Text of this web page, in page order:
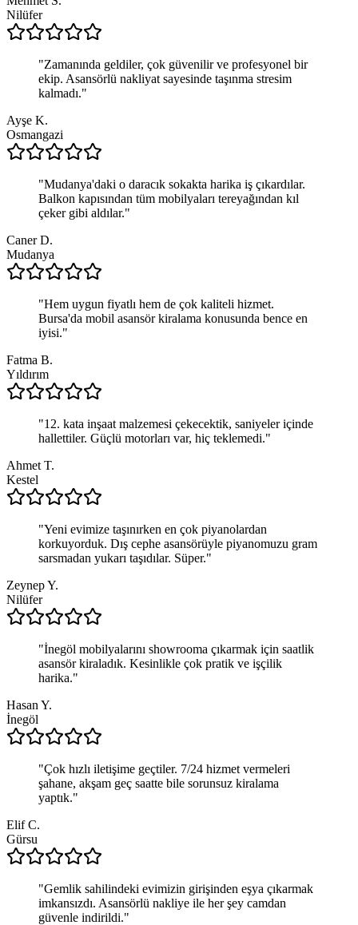
Nilüfer
"Zamanında geldiler, çok güvenilir ve profesyonel bir
ekip. Asansörlü nakliyat sayesinde taşınma stresim
kalmadı."
Ayşe K.
Osmangazi
"Mudanya'daki o daracık sokakta harika iş çıkardılar.
Balkon kapısından tüm mobilyaları tereyağından kıl
çeker gibi aldılar."
Caner D.
Mudanya
"Hem uygun fiyatlı hem de çok kaliteli hizmet.
Bursa'da mobil asansör kiralama konusunda bence en
iyisi."
Fatma B.
Yıldırım
"12. kata inşaat malzemesi çekecektik, saniyeler içinde
hallettiler. Güçlü motorları var, hiç teklemedi."
Ahmet T.
Kestel
"Yeni evimize taşınırken en çok piyanolardan
korkuyorduk. Dış cephe asansörüyle piyanomuzu gram
sarsmadan yukarı taşıdılar. Süper."
Zeynep Y.
Nilüfer
"İnegöl mobilyalarını showrooma çıkarmak için saatlik
asansör kiraladık. Kesinlikle çok pratik ve işçilik
harika."
Hasan Y.
İnegöl
"Çok hızlı iletişime geçtiler. 7/24 hizmet vermeleri
şahane, akşam geç saatte bile sorunsuz kiralama
yaptık."
Elif C.
Gürsu
"Gemlik sahilindeki evimizin girişinden eşya çıkarmak
imkansızdı. Asansörlü nakliye ile her şey camdan
güvenle indirildi."